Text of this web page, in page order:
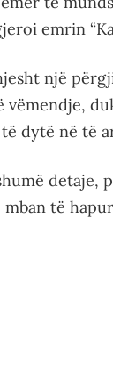
emrin
një
dytë në të
mban të